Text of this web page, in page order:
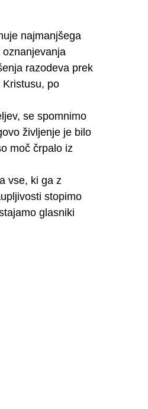
najmanjšega
razodeva prek
Kristusu, po
se spomnimo
življenje je bilo
moč črpalo iz
vse, ki ga z
stopimo
glasniki